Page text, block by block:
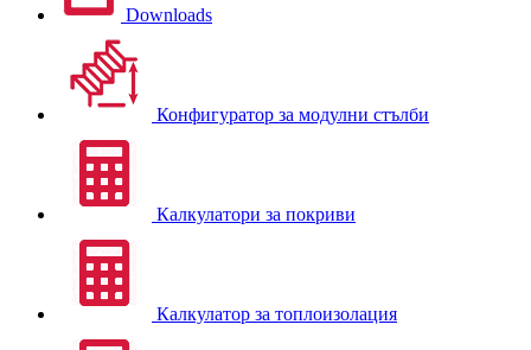
Downloads
Конфигуратор за модулни стълби
Калкулатори за покриви
Калкулатор за топлоизолация